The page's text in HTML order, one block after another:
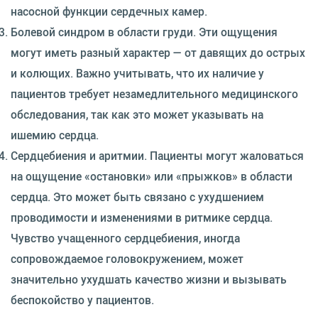
насосной функции сердечных камер.
Болевой синдром в области груди. Эти ощущения
могут иметь разный характер — от давящих до острых
и колющих. Важно учитывать, что их наличие у
пациентов требует незамедлительного медицинского
обследования, так как это может указывать на
ишемию сердца.
Сердцебиения и аритмии. Пациенты могут жаловаться
на ощущение «остановки» или «прыжков» в области
сердца. Это может быть связано с ухудшением
проводимости и изменениями в ритмике сердца.
Чувство учащенного сердцебиения, иногда
сопровождаемое головокружением, может
значительно ухудшать качество жизни и вызывать
беспокойство у пациентов.